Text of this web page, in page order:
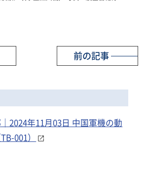
前の記事
2024年11月03日 中国軍機の動
001）